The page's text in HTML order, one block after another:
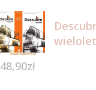
48,90zł